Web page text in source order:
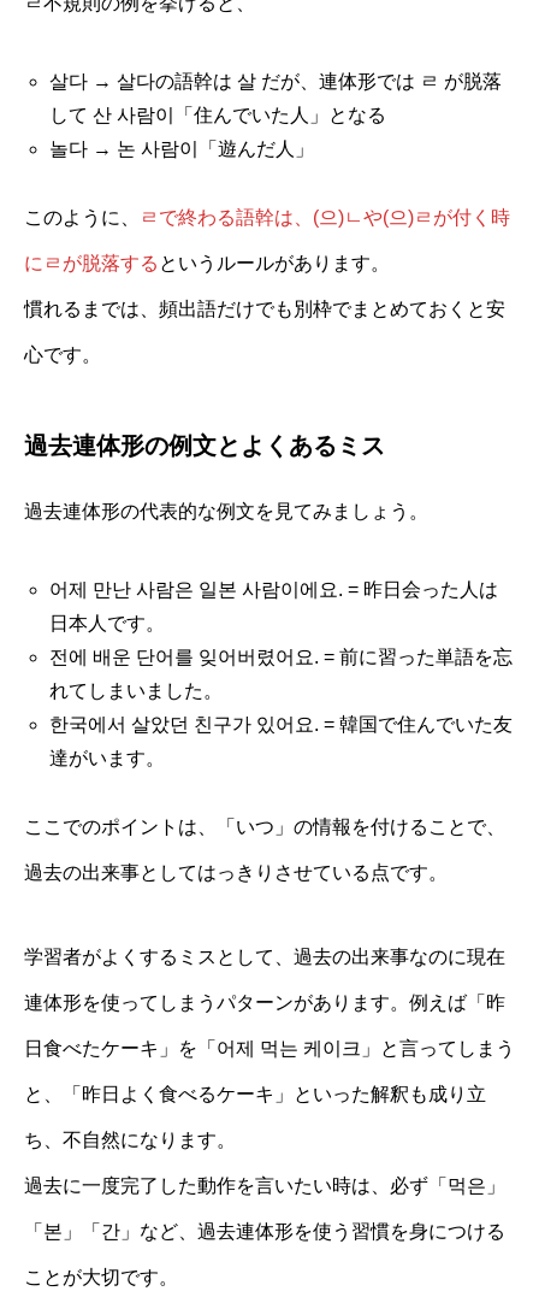
살다 → 살다の語幹は 살 だが、連体形では ㄹ が脱落
して 산 사람이「住んでいた人」となる
놀다 → 논 사람이「遊んだ人」
このように、 ㄹで終わる語幹は、(으)ㄴや(으)ㄹが付く時
にㄹが脱落する というルールがあります。
慣れるまでは、頻出語だけでも別枠でまとめておくと安
心です。
過去連体形の例文とよくあるミス
過去連体形の代表的な例文を見てみましょう。
어제 만난 사람은 일본 사람이에요. = 昨日会った人は
日本人です。
전에 배운 단어를 잊어버렸어요. = 前に習った単語を忘
れてしまいました。
한국에서 살았던 친구가 있어요. = 韓国で住んでいた友
達がいます。
ここでのポイントは、「いつ」の情報を付けることで、
過去の出来事としてはっきりさせている点です。
学習者がよくするミスとして、過去の出来事なのに現在
連体形を使ってしまうパターンがあります。例えば「昨
日食べたケーキ」を「어제 먹는 케이크」と言ってしまう
と、「昨日よく食べるケーキ」といった解釈も成り立
ち、不自然になります。
過去に一度完了した動作を言いたい時は、必ず「먹은」
「본」「간」など、過去連体形を使う習慣を身につける
ことが大切です。